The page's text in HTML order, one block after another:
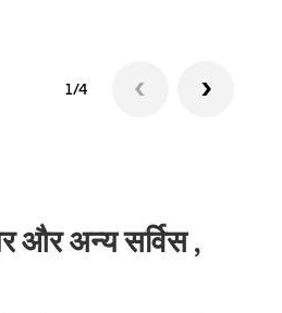
1/4
और अन्य सर्विस ,